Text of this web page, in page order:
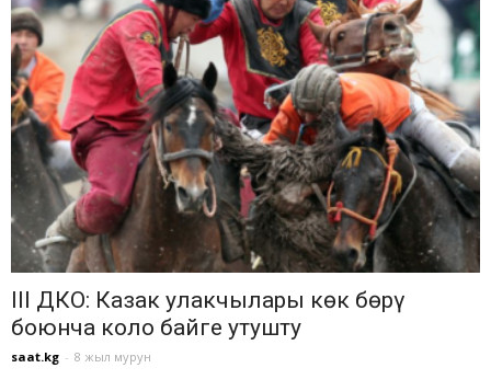
III ДКО: Казак улакчылары көк бөрү
боюнча коло байге утушту
saat.kg - 8 жыл мурун